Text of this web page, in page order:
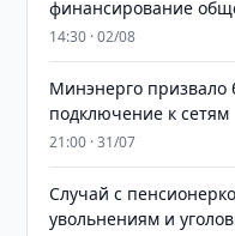
финансирование
14:30 · 02/08
Минэнерго призвало
подключение к сетям
21:00 · 31/07
Случай с
увольнениям и